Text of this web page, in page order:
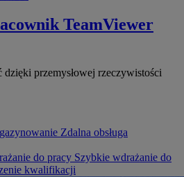
TeamViewer
przemysłowej rzeczywistości
Zdalna obsługa
do pracy Szybkie wdrażanie do
kwalifikacji